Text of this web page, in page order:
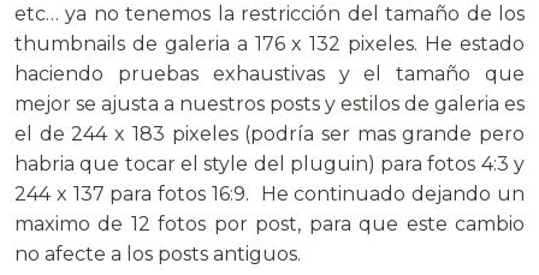
etc… ya no tenemos la restricción del tamaño de los
thumbnails de galeria a 176 x 132 pixeles. He estado
haciendo pruebas exhaustivas y el tamaño que
mejor se ajusta a nuestros posts y estilos de galeria es
el de 244 x 183 pixeles (podría ser mas grande pero
habria que tocar el style del pluguin) para fotos 4:3 y
244 x 137 para fotos 16:9. He continuado dejando un
maximo de 12 fotos por post, para que este cambio
no afecte a los posts antiguos.